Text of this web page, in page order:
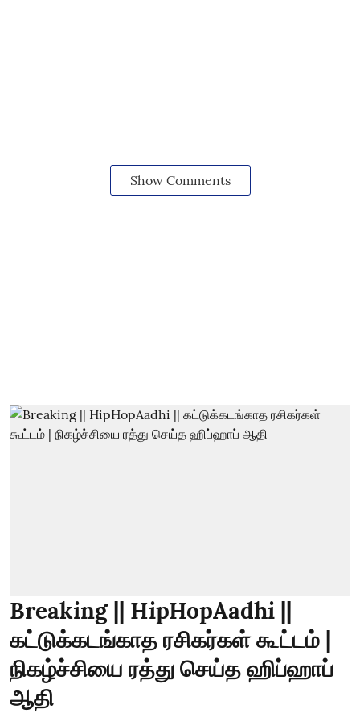
Show Comments
Breaking || HipHopAadhi ||
கட்டுக்கடங்காத ரசிகர்கள் கூட்டம் |
நிகழ்ச்சியை ரத்து செய்த ஹிப்ஹாப்
ஆதி